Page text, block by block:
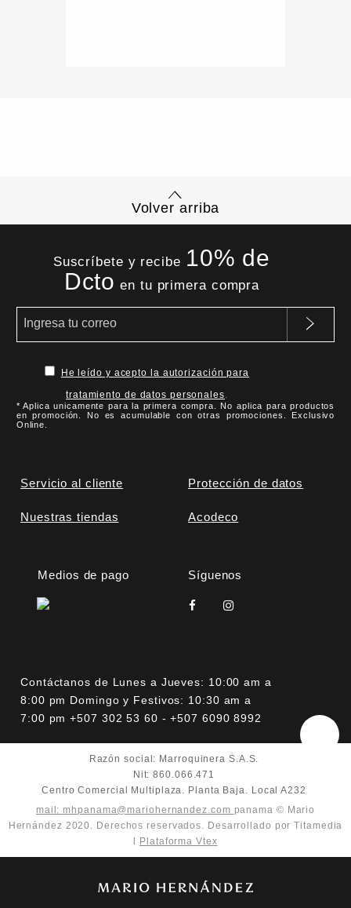
Volver arriba
Suscríbete y recibe 10% de
Dcto en tu primera compra
He leído y acepto la autorización para
tratamiento de datos personales.
* Aplica unicamente para la primera compra. No aplica para productos
en promoción. No es acumulable con otras promociones. Exclusivo
Online.
Servicio al cliente Protección de datos
Nuestras tiendas Acodeco
Medios de pago Síguenos
Contáctanos de Lunes a Jueves: 10:00 am a
8:00 pm Domingo y Festivos: 10:30 am a
7:00 pm +507 302 53 60 - +507 6090 8992
Razón social: Marroquinera S.A.S.
Nit: 860.066.471
Centro Comercial Multiplaza. Planta Baja. Local A232
mail: mhpanama@mariohernandez.com panama © Mario
Hernández 2020. Derechos reservados. Desarrollado por Titamedia
Plataforma Vtex